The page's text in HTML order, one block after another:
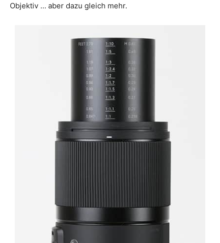
Objektiv … aber dazu gleich mehr.